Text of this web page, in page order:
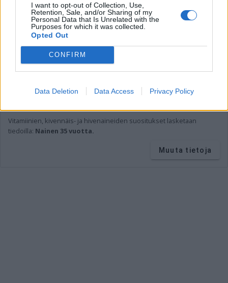
I want to opt-out of Collection, Use,
Retention, Sale, and/or Sharing of my
Personal Data that Is Unrelated with the
Purposes for which it was collected.
Opted Out
CONFIRM
Data Deletion Data Access Privacy Policy
Sinkki (Zn)
2,2 mg 31 %
Lähde:Fineli (THL)
* Tavoite kertoo ravintoaineen määrän ja osuuden viittellisestä
päiväsaannista.Ravintoaineiden ja energian viitteellinen päiväsaanti
Ravintoaineidensuositukset lasketaan tiedoilla: Aikuinen
Vitamiinien, kivennäis- ja hivenaineiden suositukset lasketaan
tiedoilla: Nainen 35 vuotta.
Muuta tietoja